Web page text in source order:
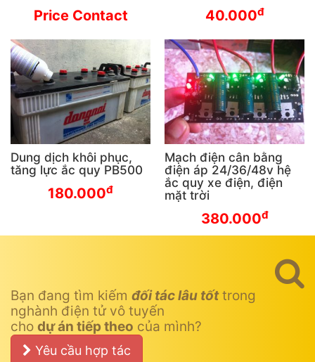
Price Contact 40.000đ
Dung dịch khôi phục,
tăng lực ắc quy PB500
180.000đ
Mạch điện cân bằng
điện áp 24/36/48v hệ
ắc quy xe điện, điện
mặt trời
380.000đ
Bạn đang tìm kiếm đối tác lâu tốttrong
nghành điện tử vô tuyến
cho dự án tiếp theo của mình?
Yêu cầu hợp tác